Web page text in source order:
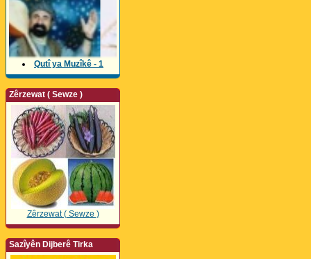
Qutî ya Muzîkê - 1
Zêrzewat ( Sewze )
Zêrzewat ( Sewze )
Sazîyên Dijberê Tirka